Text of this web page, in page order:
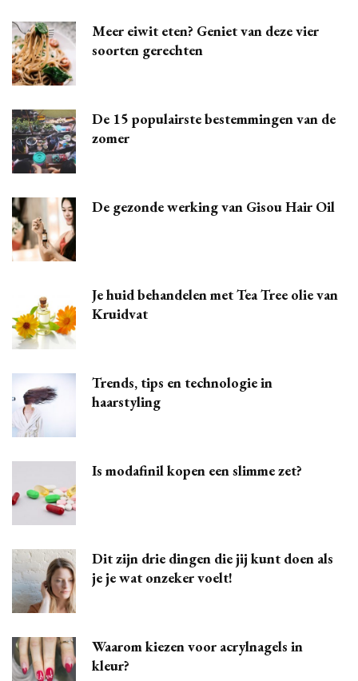
Meer eiwit eten? Geniet van deze vier
soorten gerechten
De 15 populairste bestemmingen van de
zomer
De gezonde werking van Gisou Hair Oil
Je huid behandelen met Tea Tree olie van
Kruidvat
Trends, tips en technologie in
haarstyling
Is modafinil kopen een slimme zet?
Dit zijn drie dingen die jij kunt doen als
je je wat onzeker voelt!
Waarom kiezen voor acrylnagels in
kleur?